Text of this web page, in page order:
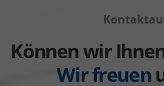
anzeigen
Können wir
Wir freuen